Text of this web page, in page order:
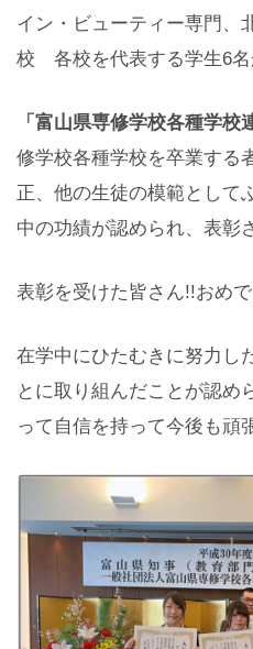
イン・ビューティー専門、
校 各校を代表する学生6名
「富山県専修学校各種学校
修学校各種学校を卒業する
正、他の生徒の模範として
中の功績が認められ、表彰
表彰を受けた皆さん!!おめ
在学中にひたむきに努力し
とに取り組んだことが認め
って自信を持って今後も頑